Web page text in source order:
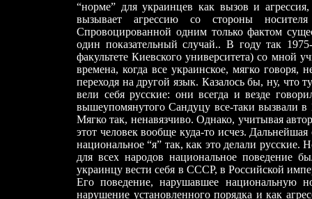
“норме” для украинцев как вызов и
вызывает агрессию со стороны
Спровоцированной одним только фактом
один показательный случай.. В году так
факультете Киевского университета) со мной
времена, когда все украинское, мягко говоря,
переходя на другой язык. Казалось бы, ну, что
вели себя русские: они всегда и везде
вышеупомянутого Сандуцу все-таки вызвали
Мягко так, ненавязчиво. Однако, учитывая
этот человек вообще куда-то исчез.
национальное “я” так, как это делали
для всех народов национальное поведение
украинцу вести себя в СССР, в Российской
Его поведение, нарушавшее национальную
нарушение установленного порядка и как